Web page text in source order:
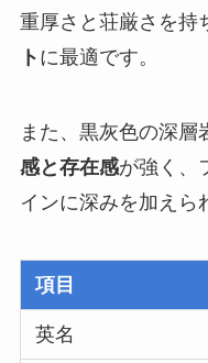
重厚さと荘厳さを持
ト に最適です。
また、黒灰色の深層
感と存在感が強く、
インに深みを加えら
項目
英名